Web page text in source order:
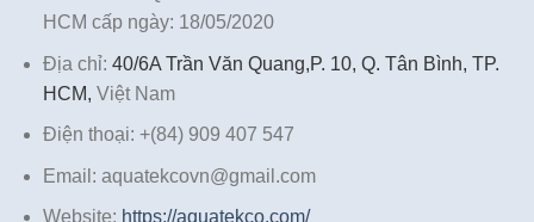
HCM cấp ngày: 18/05/2020
Địa chỉ: 40/6A Trần Văn Quang,P. 10, Q. Tân Bình, TP.
HCM, Việt Nam
Điện thoại: +(84) 909 407 547
Email: aquatekcovn@gmail.com
Website: https://aquatekco.com/